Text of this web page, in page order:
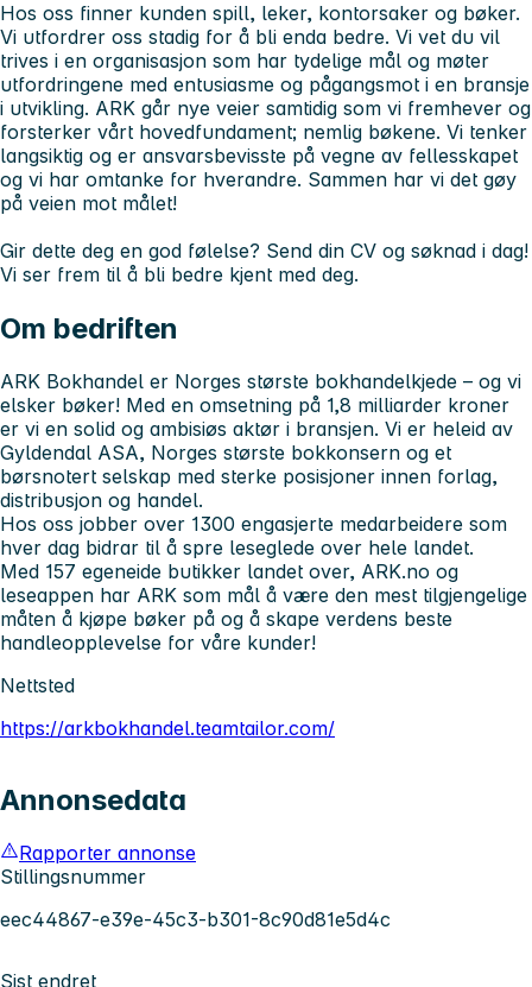
Hos oss finner kunden spill, leker, kontorsaker og bøker.
Vi utfordrer oss stadig for å bli enda bedre. Vi vet du vil
trives i en organisasjon som har tydelige mål og møter
utfordringene med entusiasme og pågangsmot i en bransje
i utvikling. ARK går nye veier samtidig som vi fremhever og
forsterker vårt hovedfundament; nemlig bøkene. Vi tenker
langsiktig og er ansvarsbevisste på vegne av fellesskapet
og vi har omtanke for hverandre. Sammen har vi det gøy
på veien mot målet!
Gir dette deg en god følelse? Send din CV og søknad i dag!
Vi ser frem til å bli bedre kjent med deg.
Om bedriften
ARK Bokhandel er Norges største bokhandelkjede – og vi
elsker bøker! Med en omsetning på 1,8 milliarder kroner
er vi en solid og ambisiøs aktør i bransjen. Vi er heleid av
Gyldendal ASA, Norges største bokkonsern og et
børsnotert selskap med sterke posisjoner innen forlag,
distribusjon og handel.
Hos oss jobber over 1300 engasjerte medarbeidere som
hver dag bidrar til å spre leseglede over hele landet.
Med 157 egeneide butikker landet over, ARK.no og
leseappen har ARK som mål å være den mest tilgjengelige
måten å kjøpe bøker på og å skape verdens beste
handleopplevelse for våre kunder!
Nettsted
https://arkbokhandel.teamtailor.com/
Annonsedata
Rapporter annonse
Stillingsnummer
eec44867-e39e-45c3-b301-8c90d81e5d4c
Sist endret